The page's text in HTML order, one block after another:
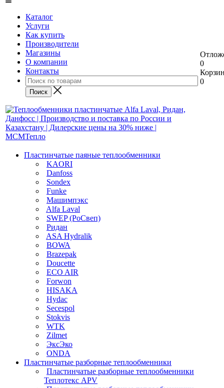
Каталог
Услуги
Как купить
Производители
Магазины
О компании
Контакты
0
0
Пластинчатые паяные теплообменники
KAORI
Danfoss
Sondex
Funke
Машимпэкс
Alfa Laval
SWEP (РоСвеп)
Ридан
ASA Hydralik
BOWA
Brazepak
Doucette
ECO AIR
Forwon
HISAKA
Hydac
Secespol
Stokvis
WTK
Zilmet
ЭксЭко
ONDA
Пластинчатые разборные теплообменники
Пластинчатые разборные теплообменники
Теплотекс APV